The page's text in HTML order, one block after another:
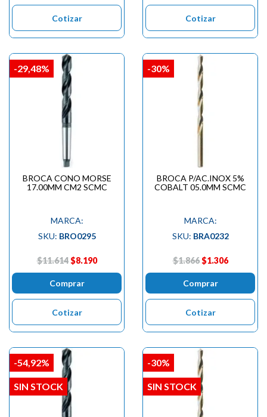
Cotizar Cotizar
BROCA CONO MORSE
17.00MM CM2 SCMC
MARCA:
SKU: BRO0295
$11.614 $8.190
Comprar
Cotizar
-29,48%
BROCA P/AC.INOX 5%
COBALT 05.0MM SCMC
MARCA:
SKU: BRA0232
$1.866 $1.306
Comprar
Cotizar
-30%
-54,92%
SIN STOCK
-30%
SIN STOCK